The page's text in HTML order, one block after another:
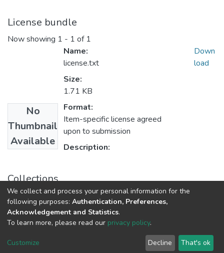
License bundle
Now showing 1 - 1 of 1
No
Thumbnail
Available
Name:
license.txt
Size:
1.71 KB
Format:
Item-specific license agreed
upon to submission
Description:
Down
load
Collections
Магістри ФХФ
DSpace software copyright © 2009-2026
Cookie
End User
Agreement
Send
Feedback
We collect and process your personal information for the
following purposes: Authentication, Preferences,
Acknowledgement and Statistics.
To learn more, please read our privacy policy.
Customize Decline That's ok